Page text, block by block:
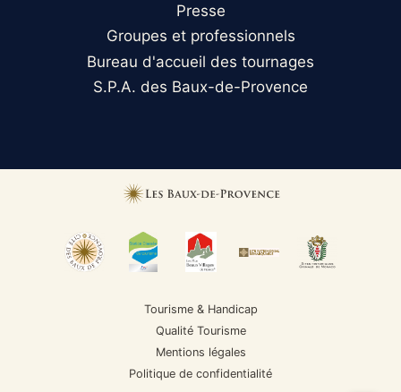
Presse
Groupes et professionnels
Bureau d'accueil des tournages
S.P.A. des Baux-de-Provence
Tourisme & Handicap
Qualité Tourisme
Mentions légales
Politique de confidentialité